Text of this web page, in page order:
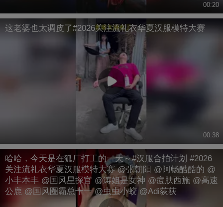
00:20
这老婆也太调皮了#2026关注流礼衣华夏汉服模特大赛
00:38
哈哈，今天是在狐厂打工的一天～#汉服合拍计划 #2026
关注流礼衣华夏汉服模特大赛 @张朝阳 @阿畅酷酷的 @
小丰本丰 @国风星探官 @涛姐是女神 @痘肤西施 @高速
公鹿 @国风圈霸总十一 @虫虫小蛟 @Adi荻荻